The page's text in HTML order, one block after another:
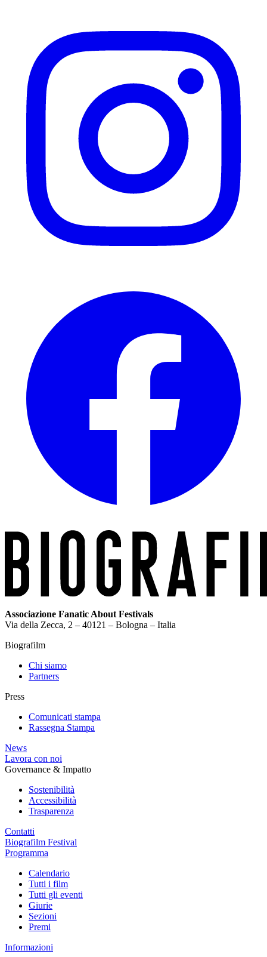
Associazione Fanatic About Festivals
Via della Zecca, 2 – 40121 – Bologna – Italia
Biografilm
Chi siamo
Partners
Press
Comunicati stampa
Rassegna Stampa
News
Lavora con noi
Governance & Impatto
Sostenibilità
Accessibilità
Trasparenza
Contatti
Biografilm Festival
Programma
Calendario
Tutti i film
Tutti gli eventi
Giurie
Sezioni
Premi
Informazioni